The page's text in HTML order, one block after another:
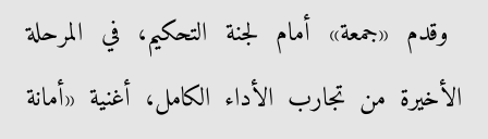
وقدم «جمعة» أمام لجنة التحكيم، في المرحلة
الأخيرة من تجارب الأداء الكامل، أغنية «أمانة